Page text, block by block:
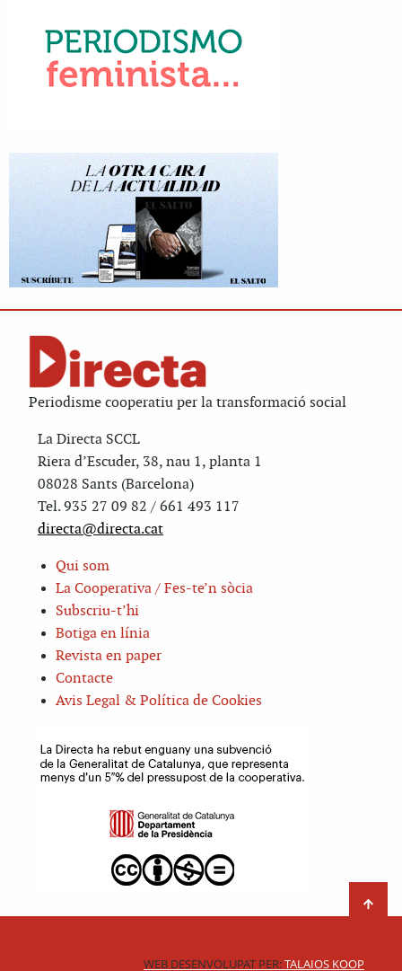
Periodisme cooperatiu per la transformació social
La Directa SCCL
Riera d’Escuder, 38, nau 1, planta 1
08028 Sants (Barcelona)
Tel. 935 27 09 82 / 661 493 117
directa@directa.cat
Qui som
La Cooperativa / Fes-te’n sòcia
Subscriu-t’hi
Botiga en línia
Revista en paper
Contacte
Avis Legal & Política de Cookies
WEB DESENVOLUPAT PER:TALAIOS KOOP